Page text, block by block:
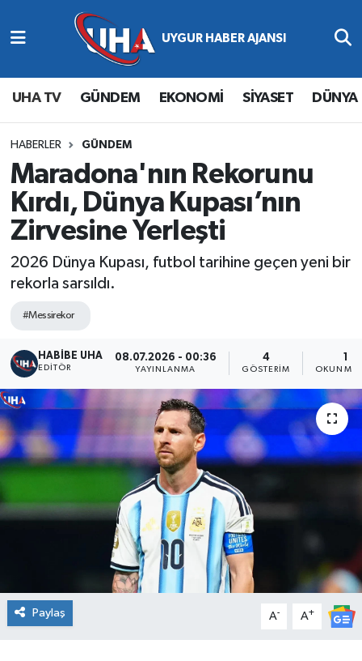
UHA TV GÜNDEM EKONOMİ SİYASET DÜNYA
HABERLER GÜNDEM
Maradona'nın Rekorunu
Kırdı, Dünya Kupası’nın
Zirvesine Yerleşti
2026 Dünya Kupası, futbol tarihine geçen yeni bir
rekorla sarsıldı.
#Messirekor
HABİBE UHA
EDITÖR
08.07.2026 - 00:36
YAYINLANMA
4
GÖSTERIM OKUNMA
Paylaş A- A+
Abone Ol
Gündem
Ekonomi
Magazin
Siyaset
Spor
Yaşam
Nöbetçi Eczaneler
Hava Durumu
Namaz Vakitleri
Trafik Durumu
Süper Lig Puan Durumu ve Fikstür
Tüm Manşetler
Son Dakika Haberleri
Haber Arşivi